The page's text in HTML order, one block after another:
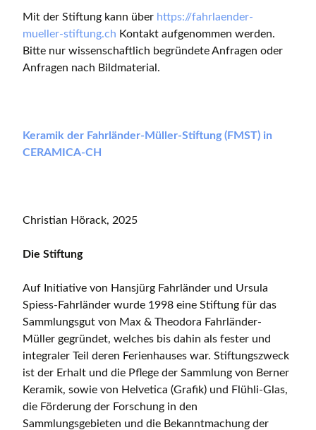
Mit der Stiftung kann über https://fahrlaender-
mueller-stiftung.ch Kontakt aufgenommen werden.
Bitte nur wissenschaftlich begründete Anfragen oder
Anfragen nach Bildmaterial.
Keramik der Fahrländer-Müller-Stiftung (FMST) in
CERAMICA-CH
Christian Hörack, 2025
Die Stiftung
Auf Initiative von Hansjürg Fahrländer und Ursula
Spiess-Fahrländer wurde 1998 eine Stiftung für das
Sammlungsgut von Max & Theodora Fahrländer-
Müller gegründet, welches bis dahin als fester und
integraler Teil deren Ferienhauses war. Stiftungszweck
ist der Erhalt und die Pflege der Sammlung von Berner
Keramik, sowie von Helvetica (Grafik) und Flühli-Glas,
die Förderung der Forschung in den
Sammlungsgebieten und die Bekanntmachung der